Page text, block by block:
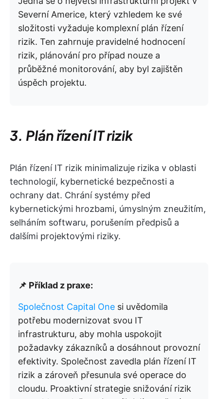
Severní Americe, který vzhledem ke své
složitosti vyžaduje komplexní plán řízení
rizik. Ten zahrnuje pravidelné hodnocení
rizik, plánování pro případ nouze a
průběžné monitorování, aby byl zajištěn
úspěch projektu.
3. Plán řízení IT rizik
Plán řízení IT rizik minimalizuje rizika v oblasti
technologií, kybernetické bezpečnosti a
ochrany dat. Chrání systémy před
kybernetickými hrozbami, úmyslným zneužitím,
selháním softwaru, porušením předpisů a
dalšími projektovými riziky.
📌 Příklad z praxe:
Společnost Capital One si uvědomila
potřebu modernizovat svou IT
infrastrukturu, aby mohla uspokojit
požadavky zákazníků a dosáhnout provozní
efektivity. Společnost zavedla plán řízení IT
rizik a zároveň přesunula své operace do
cloudu. Proaktivní strategie snižování rizik